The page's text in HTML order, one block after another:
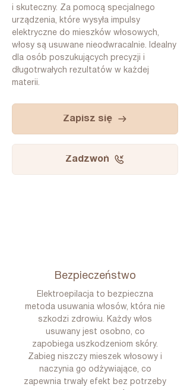
i skuteczny. Za pomocą specjalnego
urządzenia, które wysyła impulsy
elektryczne do mieszków włosowych,
włosy są usuwane nieodwracalnie. Idealny
dla osób poszukujących precyzji i
długotrwałych rezultatów w każdej
materii.
Zapisz się
Zadzwoń
Bezpieczeństwo
Elektroepilacja to bezpieczna
metoda usuwania włosów, która nie
szkodzi zdrowiu. Każdy włos
usuwany jest osobno, co
zapobiega uszkodzeniom skóry.
Zabieg niszczy mieszek włosowy i
naczynia go odżywiające, co
zapewnia trwały efekt bez potrzeby